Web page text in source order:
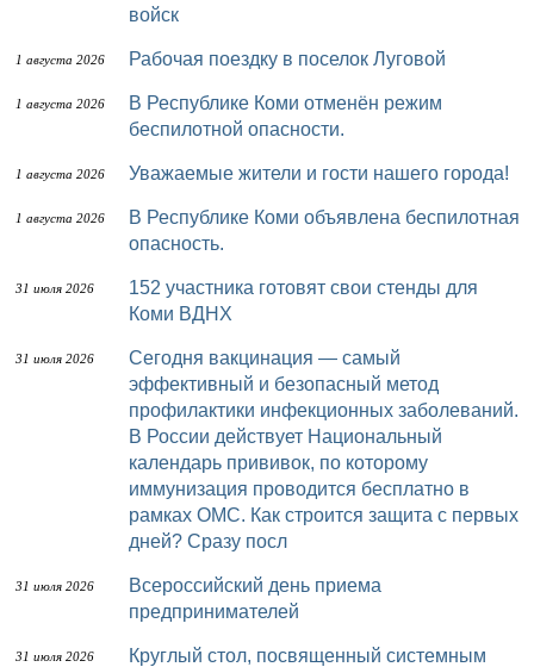
войск
1 августа 2026 Рабочая поездку в поселок Луговой
1 августа 2026
В Республике Коми отменён режим
беспилотной опасности.
1 августа 2026 Уважаемые жители и гости нашего города!
1 августа 2026
В Республике Коми объявлена беспилотная
опасность.
31 июля 2026
152 участника готовят свои стенды для
Коми ВДНХ
31 июля 2026
Сегодня вакцинация — самый
эффективный и безопасный метод
профилактики инфекционных заболеваний.
В России действует Национальный
календарь прививок, по которому
иммунизация проводится бесплатно в
рамках ОМС. Как строится защита с первых
дней? Сразу посл
31 июля 2026
Всероссийский день приема
предпринимателей
31 июля 2026
Круглый стол, посвященный системным